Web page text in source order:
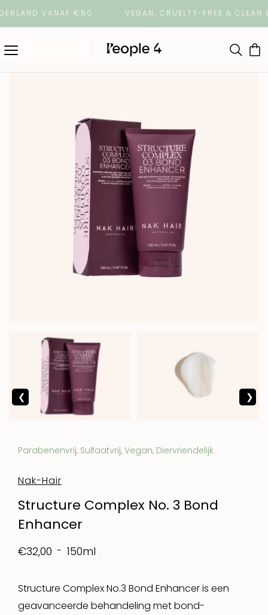
VANAF €50 VEGAN, CRUELTY-FREE & CLEAN
Parabenenvrij, Sulfaatvrij, Vegan, Diervriendelijk
Nak-Hair
Structure Complex No. 3 Bond
Enhancer
€32,00 150ml
Structure Complex No.3 Bond Enhancer is een
geavanceerde behandeling met bond-